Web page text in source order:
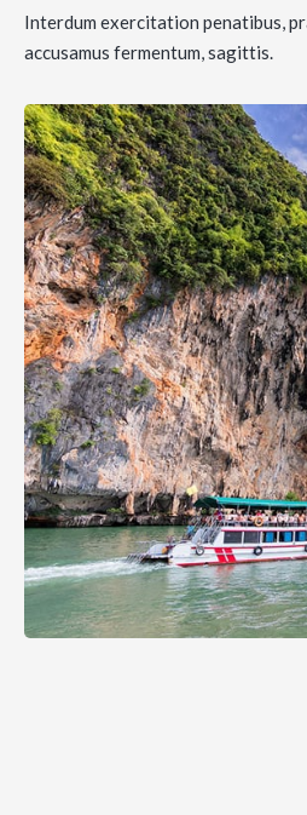
Interdum exercitation penatibus,
accusamus fermentum, sagittis.